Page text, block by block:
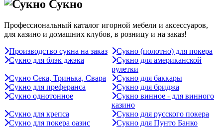
Сукно
Профессиональный каталог игорной мебели и аксессуаров,
для казино и домашних клубов, в розницу и на заказ!
Производство сукна на заказ
Сукно (полотно) для покера
Сукно для блэк джэка
Сукно для американской
рулетки
Сукно Сека, Тринька, Свара
Сукно для баккары
Сукно для преферанса
Сукно для бриджа
Сукно однотонное
Сукно винное - для винного
казино
Сукно для крепса
Сукно для русского покера
Сукно для покера оазис
Сукно для Пунто Банко